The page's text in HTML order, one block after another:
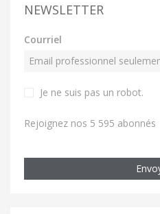
NEWSLETTER
Courriel
Je ne suis pas un robot.
Rejoignez nos 5 595 abonnés